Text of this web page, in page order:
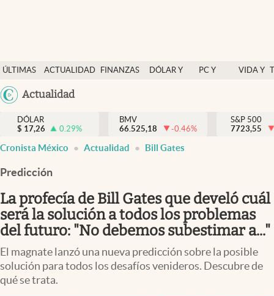
ÚLTIMAS
NOTICIAS
ACTUALIDAD
FINANZAS
DÓLAR Y
PC Y
VIDA Y
México
Actualidad
Actualidad
Finanzas y economía
Dólar y mercados
Pc y celular
Vida y estilo
Tv
Clima
DÓLAR
$ 17,26 0.29%
BMV
66.525,18
-0.46%
S&P 500
7723,55
Cronista México Actualidad Bill Gates
Predicción
La profecía de Bill Gates que develó cuál
será la solución a todos los problemas
del futuro: "No debemos subestimar a..."
El magnate lanzó una nueva predicción sobre la posible
solución para todos los desafíos venideros. Descubre de
qué se trata.